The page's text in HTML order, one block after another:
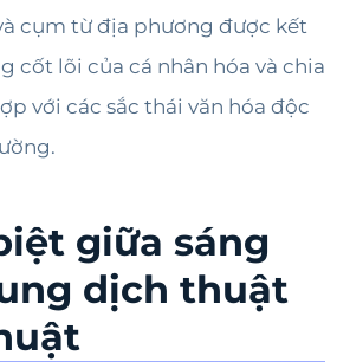
cụm từ địa phương được kết
cốt lõi của cá nhân hóa và chia
với các sắc thái văn hóa độc
giữa sáng
dịch thuật